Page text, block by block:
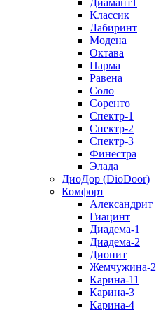
Диамант1
Классик
Лабиринт
Модена
Октава
Парма
Равена
Соло
Соренто
Спектр-1
Спектр-2
Спектр-3
Финестра
Элада
ДиоДор (DioDoor)
Комфорт
Алекcандрит
Гиацинт
Диадема-1
Диадема-2
Дионит
Жемчужина-2
Карина-11
Карина-3
Карина-4